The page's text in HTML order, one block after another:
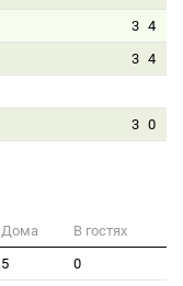
3 4
3 4
3 0
Дома
В гостях
5
0